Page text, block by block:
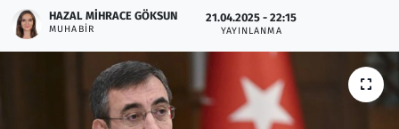
HAZAL MIHRACE GÖKSUN
MUHABIR
21.04.2025 - 22:15
YAYINLANMA
Ramazan
Resmi İlanlar
Rüya Tabirleri